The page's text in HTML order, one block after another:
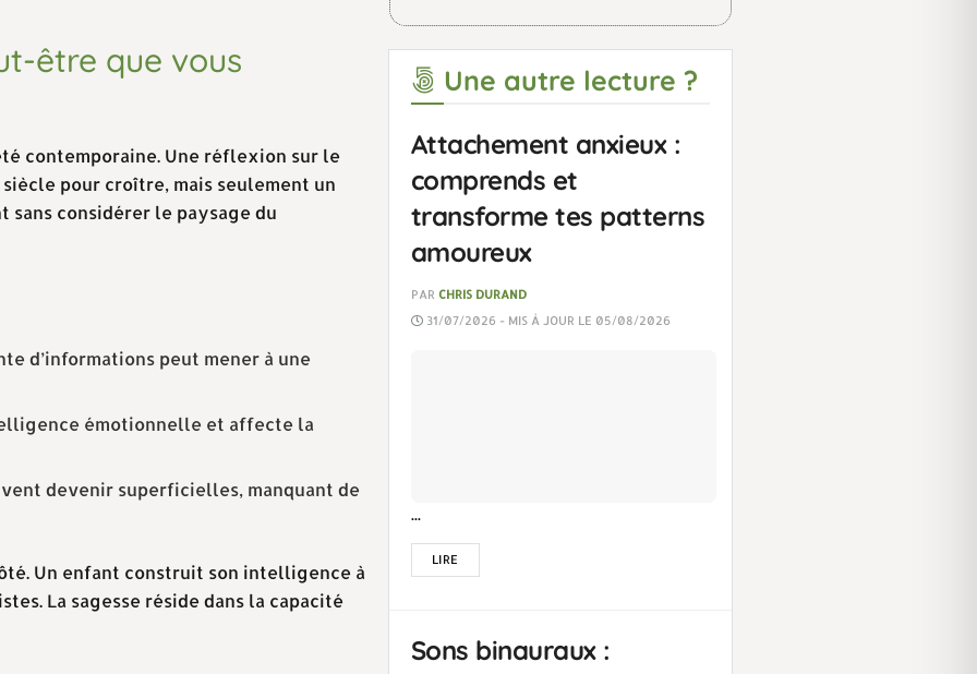
être que vous
contemporaine. Une réflexion sur le
pour croître, mais seulement un
sans considérer le paysage du
d’informations peut mener à une
émotionnelle et affecte la
devenir superficielles, manquant de
Un enfant construit son intelligence à
La sagesse réside dans la capacité
Une autre lecture ?
Attachement anxieux :
comprends et
transforme tes patterns
amoureux
PAR CHRIS DURAND
31/07/2026 - MIS À JOUR LE 05/08/2026
...
LIRE
Sons binauraux :